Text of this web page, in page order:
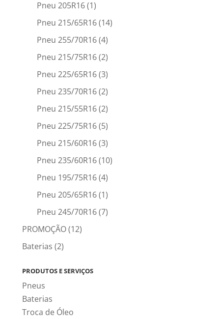
Pneu 205R16(1)
Pneu 215/65R16(14)
Pneu 255/70R16(4)
Pneu 215/75R16(2)
Pneu 225/65R16(3)
Pneu 235/70R16(2)
Pneu 215/55R16(2)
Pneu 225/75R16(5)
Pneu 215/60R16(3)
Pneu 235/60R16(10)
Pneu 195/75R16(4)
Pneu 205/65R16(1)
Pneu 245/70R16(7)
PROMOÇÃO(12)
Baterias (2)
PRODUTOS E SERVIÇOS
Pneus
Baterias
Troca de Óleo